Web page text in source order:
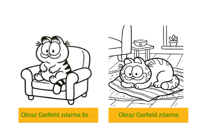
Obraz Garfield zdarma tisknutelné Obraz Garfield zdarma